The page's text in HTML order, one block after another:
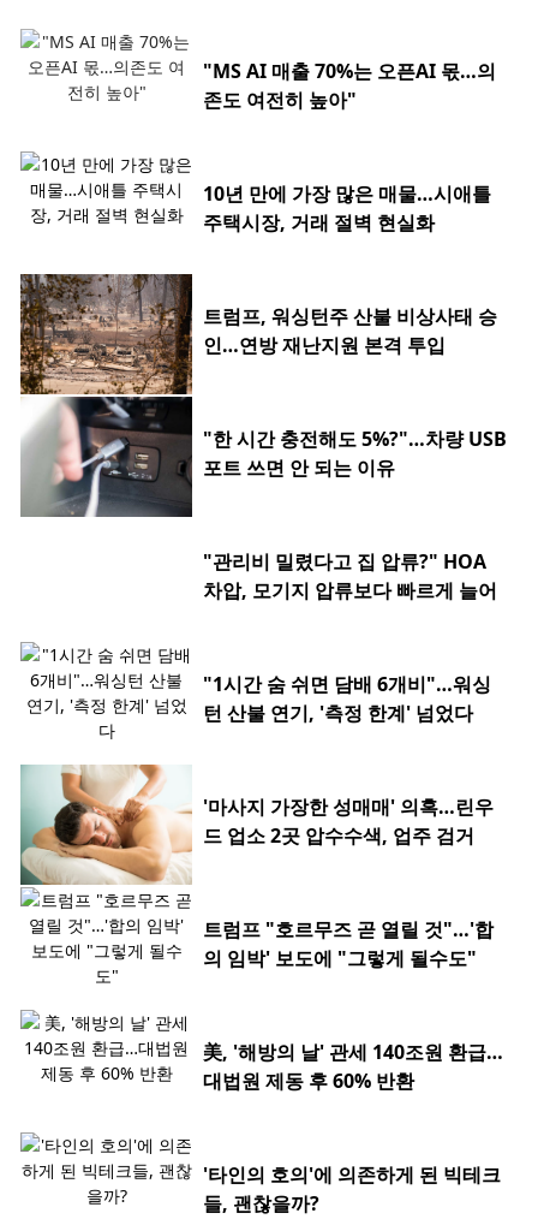
"MS AI 매출 70%는 오픈AI 몫…의
존도 여전히 높아"
10년 만에 가장 많은 매물…시애틀
주택시장, 거래 절벽 현실화
트럼프, 워싱턴주 산불 비상사태 승
인…연방 재난지원 본격 투입
"한 시간 충전해도 5%?"…차량 USB
포트 쓰면 안 되는 이유
"관리비 밀렸다고 집 압류?" HOA
차압, 모기지 압류보다 빠르게 늘어
"1시간 숨 쉬면 담배 6개비"…워싱
턴 산불 연기, '측정 한계' 넘었다
'마사지 가장한 성매매' 의혹…린우
드 업소 2곳 압수수색, 업주 검거
트럼프 "호르무즈 곧 열릴 것"…'합
의 임박' 보도에 "그렇게 될수도"
美, '해방의 날' 관세 140조원 환급…
대법원 제동 후 60% 반환
'타인의 호의'에 의존하게 된 빅테크
들, 괜찮을까?